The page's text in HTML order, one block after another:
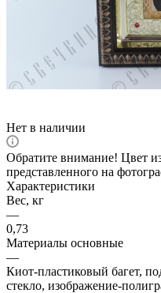
Нет в наличии
Обратите внимание! Цвет
представленного на
Характеристики
Вес, кг
—
0,73
Материалы основные
—
Киот-пластиковый багет,
стекло, изображение-